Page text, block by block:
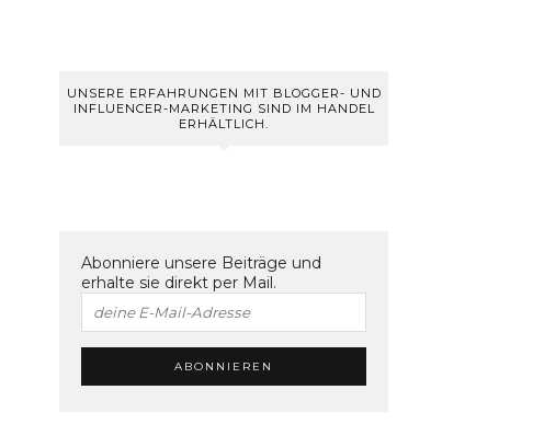
UNSERE ERFAHRUNGEN MIT BLOGGER- UND
INFLUENCER-MARKETING SIND IM HANDEL
ERHÄLTLICH.
Abonniere unsere Beiträge und
erhalte sie direkt per Mail.